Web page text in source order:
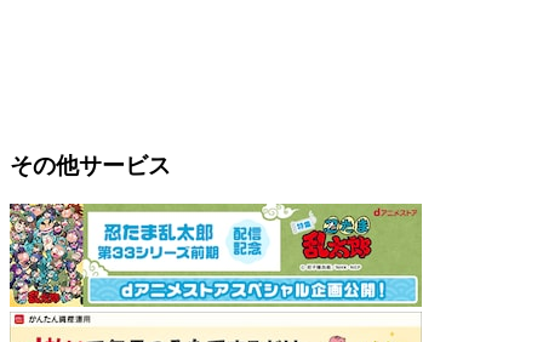
その他サービス